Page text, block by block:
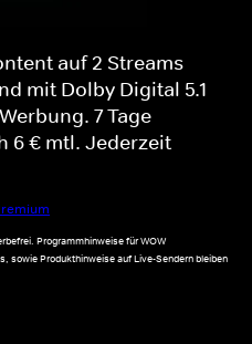
auf 2 Streams
mit Dolby Digital 5.1
7 Tage
6 € mtl. Jederzeit
Programmhinweise für WOW
sowie Produkthinweise auf Live-Sendern bleiben